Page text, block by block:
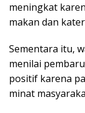
meningkat
makan dan
Sementara itu,
menilai
positif karena
minat